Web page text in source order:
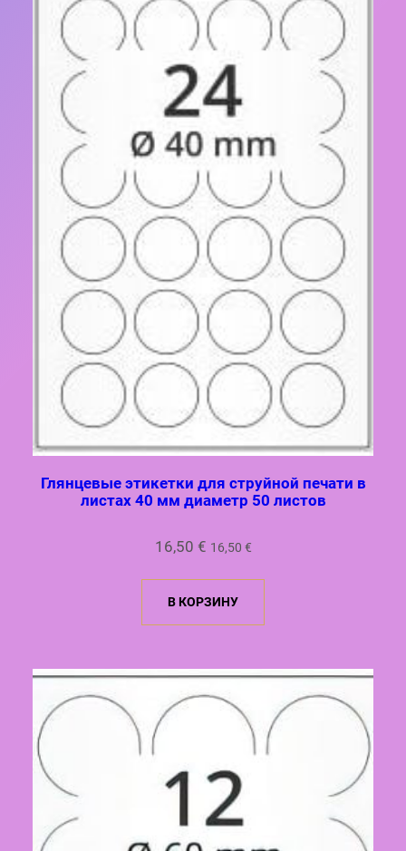
Глянцевые этикетки для струйной печати в
листах 40 мм диаметр 50 листов
16,50 € 16,50 €
В КОРЗИНУ